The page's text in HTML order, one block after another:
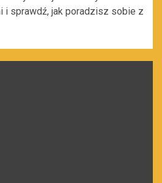
i sprawdź, jak poradzisz sobie z